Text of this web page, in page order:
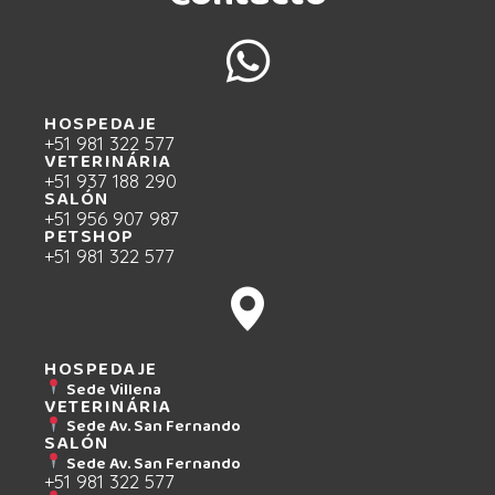
HOSPEDAJE
+51 981 322 577
VETERINÁRIA
+51 937 188 290
SALÓN
+51 956 907 987
PETSHOP
+51 981 322 577
HOSPEDAJE
Sede Villena
VETERINÁRIA
Sede Av. San Fernando
SALÓN
Sede Av. San Fernando
+51 981 322 577